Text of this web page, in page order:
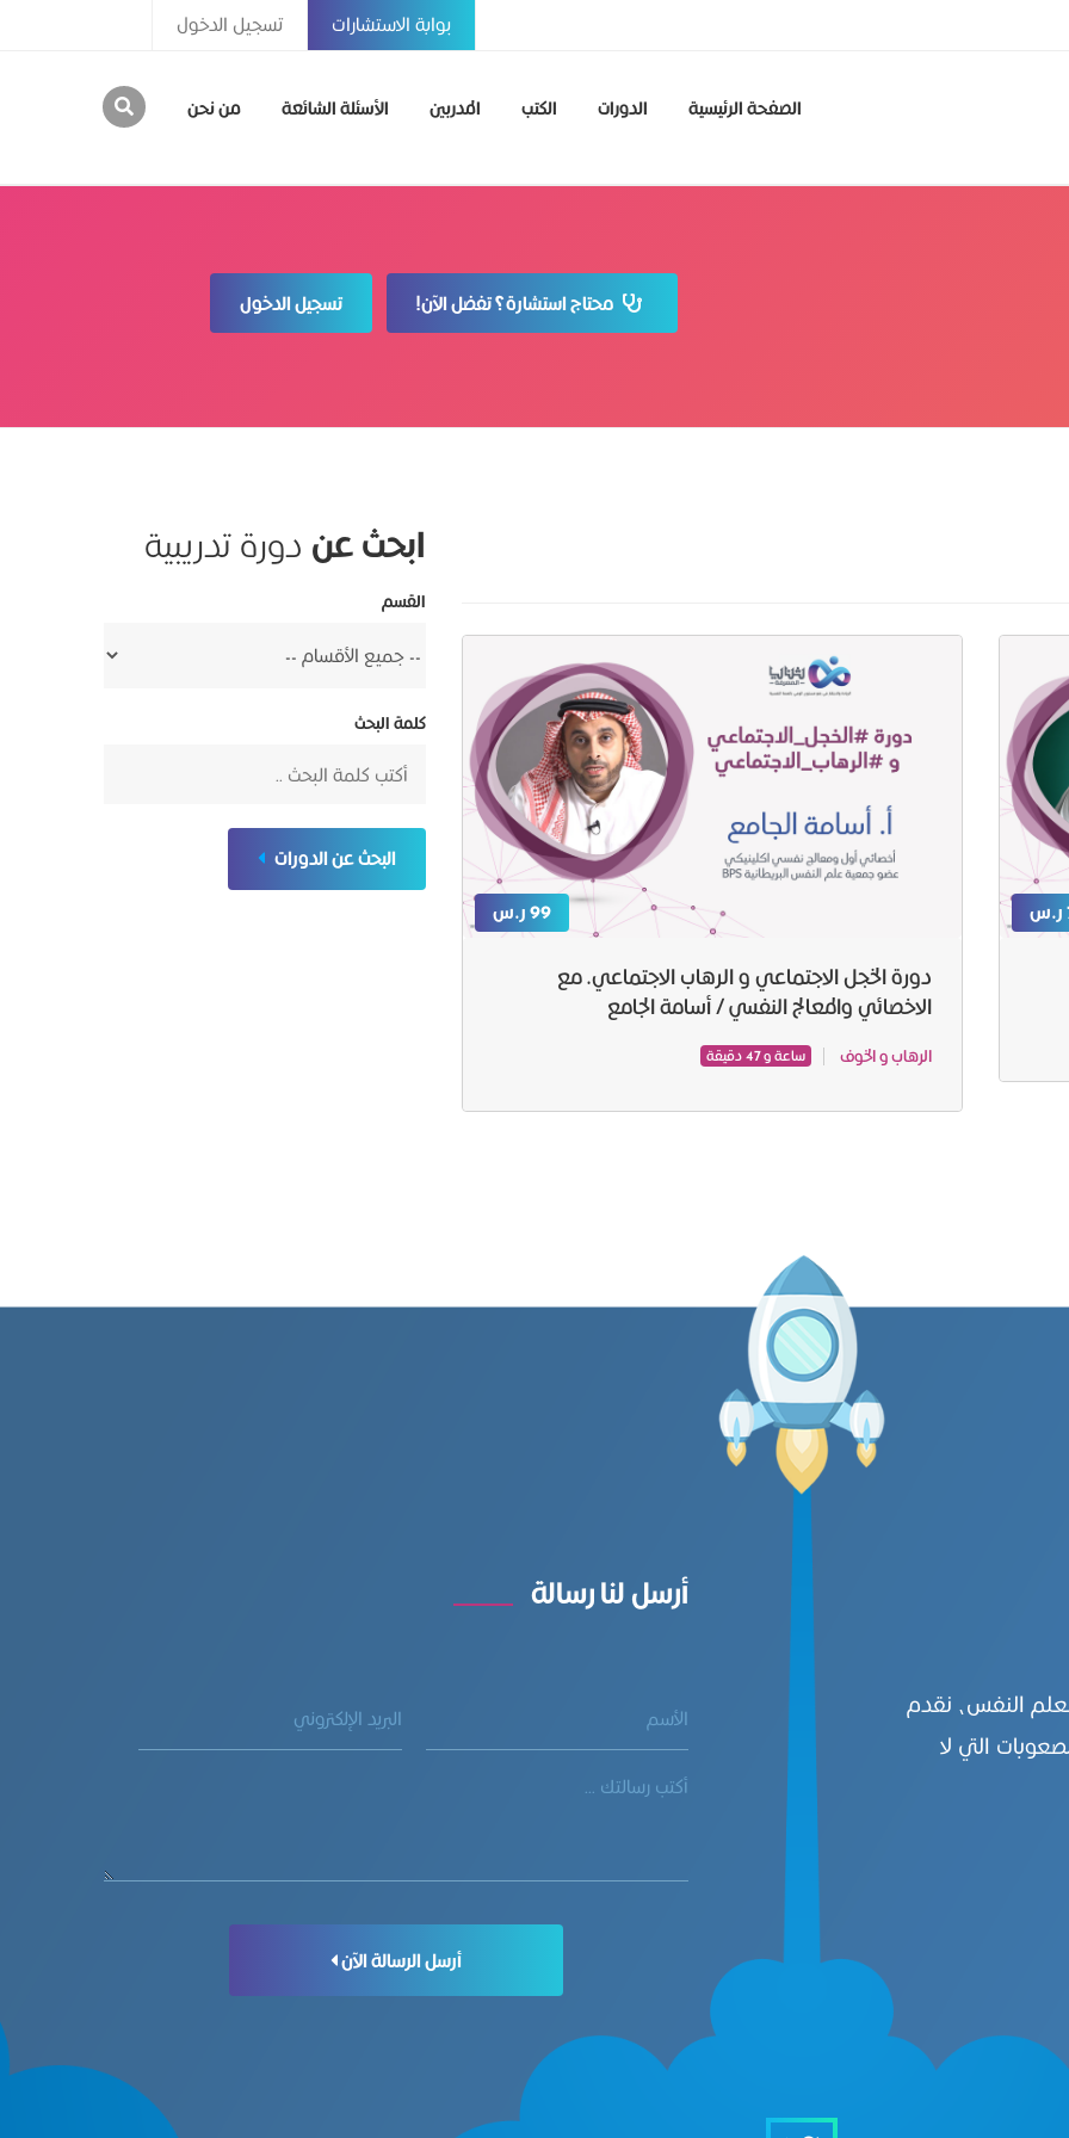
تسجيل الدخول بوابة الاستشارات
الصفحة الرئيسية الدورات الكتب المدربين الأسئلة الشائعة من نحن
محتاج استشارة؟ تفضل الآن! تسجيل الدخول
99 ر.س
دورة الخجل الاجتماعي و الرهاب الاجتماعي. مع
الاخصائي والمعالج النفسي / أسامة الجامع
الرهاب و الخوف ساعة و 47 دقيقة
ابحث عن دورة تدريبية
القسم
كلمة البحث
البحث عن الدورات
النفس، نقدم
التي لا
أرسل لنا رسالة
أرسل الرسالة الآن